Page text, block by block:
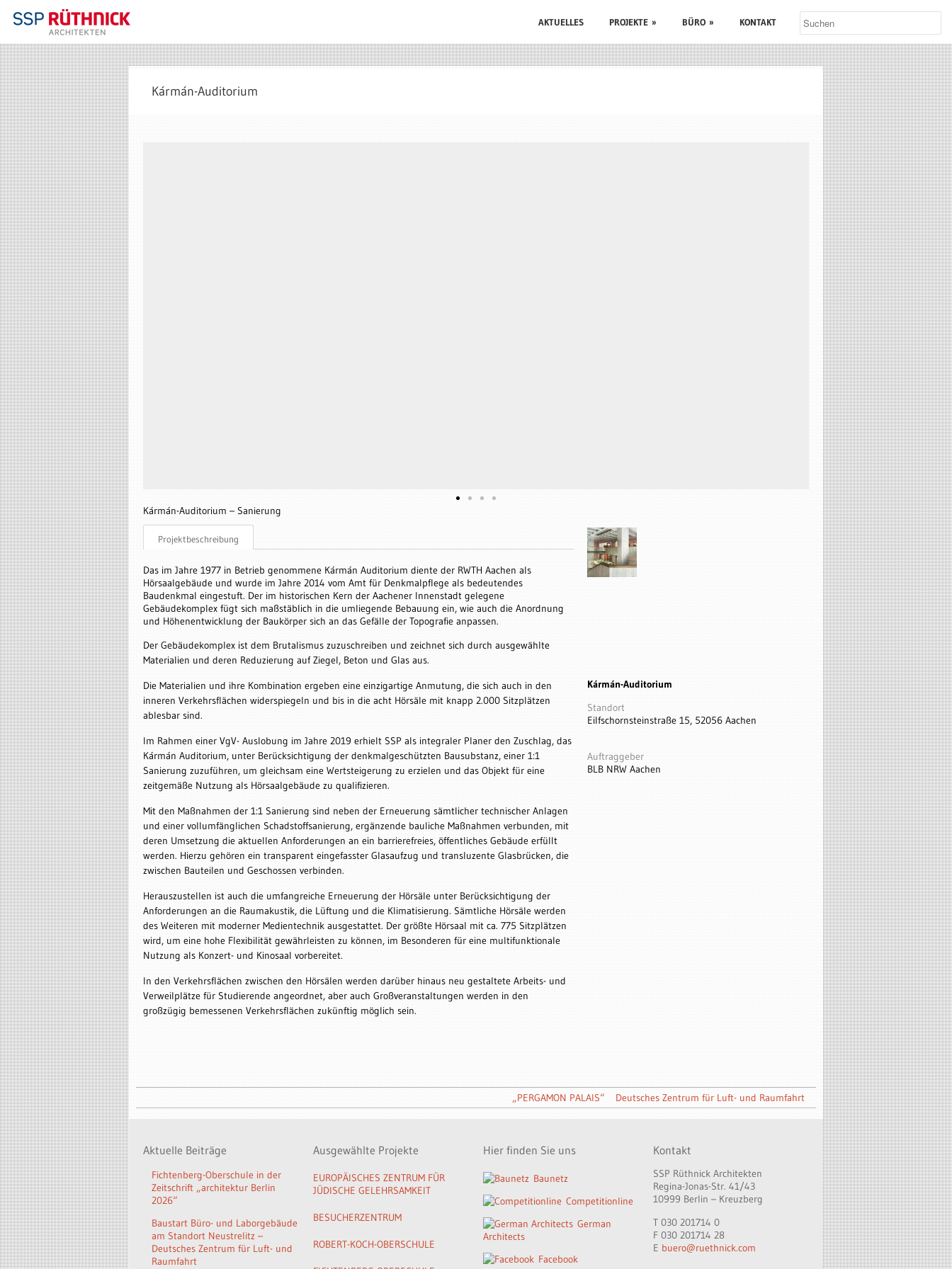
AKTUELLES PROJEKTE » BÜRO » KONTAKT
Kármán-Auditorium
Kármán-Auditorium – Sanierung
Projektbeschreibung
Das im Jahre 1977 in Betrieb genommene Kármán Auditorium diente der RWTH Aachen als
Hörsaalgebäude und wurde im Jahre 2014 vom Amt für Denkmalpflege als bedeutendes
Baudenkmal eingestuft. Der im historischen Kern der Aachener Innenstadt gelegene
Gebäudekomplex fügt sich maßstäblich in die umliegende Bebauung ein, wie auch die Anordnung
und Höhenentwicklung der Baukörper sich an das Gefälle der Topografie anpassen.
Der Gebäudekomplex ist dem Brutalismus zuzuschreiben und zeichnet sich durch ausgewählte
Materialien und deren Reduzierung auf Ziegel, Beton und Glas aus.
Die Materialien und ihre Kombination ergeben eine einzigartige Anmutung, die sich auch in den
inneren Verkehrsflächen widerspiegeln und bis in die acht Hörsäle mit knapp 2.000 Sitzplätzen
ablesbar sind.
Im Rahmen einer VgV- Auslobung im Jahre 2019 erhielt SSP als integraler Planer den Zuschlag, das
Kármán Auditorium, unter Berücksichtigung der denkmalgeschützten Bausubstanz, einer 1:1
Sanierung zuzuführen, um gleichsam eine Wertsteigerung zu erzielen und das Objekt für eine
zeitgemäße Nutzung als Hörsaalgebäude zu qualifizieren.
Mit den Maßnahmen der 1:1 Sanierung sind neben der Erneuerung sämtlicher technischer Anlagen
und einer vollumfänglichen Schadstoffsanierung, ergänzende bauliche Maßnahmen verbunden, mit
deren Umsetzung die aktuellen Anforderungen an ein barrierefreies, öffentliches Gebäude erfüllt
werden. Hierzu gehören ein transparent eingefasster Glasaufzug und transluzente Glasbrücken, die
zwischen Bauteilen und Geschossen verbinden.
Herauszustellen ist auch die umfangreiche Erneuerung der Hörsäle unter Berücksichtigung der
Anforderungen an die Raumakustik, die Lüftung und die Klimatisierung. Sämtliche Hörsäle werden
des Weiteren mit moderner Medientechnik ausgestattet. Der größte Hörsaal mit ca. 775 Sitzplätzen
wird, um eine hohe Flexibilität gewährleisten zu können, im Besonderen für eine multifunktionale
Nutzung als Konzert- und Kinosaal vorbereitet.
In den Verkehrsflächen zwischen den Hörsälen werden darüber hinaus neu gestaltete Arbeits- und
Verweilplätze für Studierende angeordnet, aber auch Großveranstaltungen werden in den
großzügig bemessenen Verkehrsflächen zukünftig möglich sein.
Kármán-Auditorium
Standort
Eilfschornsteinstraße 15, 52056 Aachen
Auftraggeber
BLB NRW Aachen
„PERGAMON PALAIS“ Deutsches Zentrum für Luft- und Raumfahrt
Aktuelle Beiträge
Fichtenberg-Oberschule in der
Zeitschrift „architektur Berlin
2026“
Baustart Büro- und Laborgebäude
am Standort Neustrelitz –
Deutsches Zentrum für Luft- und
Raumfahrt
Ausgewählte Projekte
EUROPÄISCHES ZENTRUM FÜR
JÜDISCHE GELEHRSAMKEIT
BESUCHERZENTRUM
ROBERT-KOCH-OBERSCHULE
Hier finden Sie uns
Baunetz
Competitionline
German
Architects
Facebook
Kontakt
SSP Rüthnick Architekten
Regina-Jonas-Str. 41/43
10999 Berlin – Kreuzberg
T 030 201714 0
F 030 201714 28
E buero@ruethnick.com